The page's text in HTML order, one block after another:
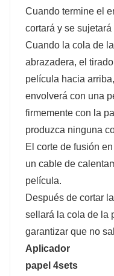
Cuando termine el
cortará y se
Cuando la cola de
abrazadera, el
película hacia
envolverá con una
firmemente con la
produzca ninguna
El corte de fusión
un cable de
película.
Después de cortar
sellará la cola de la
garantizar que no
papel 4sets